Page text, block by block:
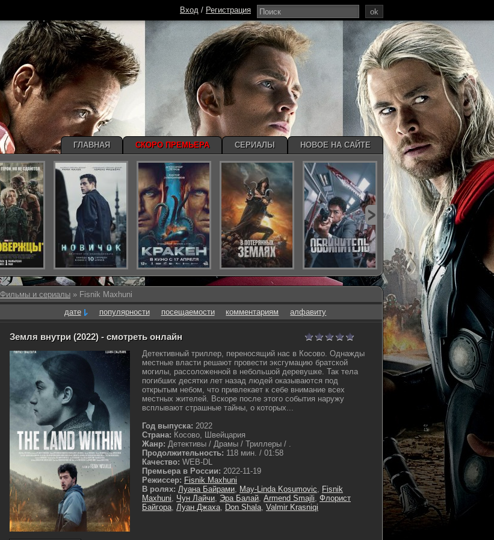
Фильмы и сериалы » Fisnik Maxhuni
дате
популярности посещаемости комментариям алфавиту
Земля внутри (2022) - смотреть онлайн
Детективный триллер, переносящий нас в Косово. Однажды
местные власти решают провести эксгумацию братской
могилы, рассоложенной в небольшой деревушке. Так тела
погибших десятки лет назад людей оказываются под
открытым небом, что привлекает к себе внимание всех
местных жителей. Вскоре после этого события наружу
всплывают страшные тайны, о которых...
Год выпуска: 2022
Страна: Косово, Швейцария
Жанр: Детективы / Драмы / Триллеры / .
Продолжительность: 118 мин. / 01:58
Качество: WEB-DL
Премьера в России: 2022-11-19
Режиссер: Fisnik Maxhuni
В ролях: Луана Байрами, May-Linda Kosumovic, Fisnik
Maxhuni, Чун Лайчи, Эра Балай, Armend Smajli, Флорист
Байгора, Луан Джаха, Don Shala, Valmir Krasniqi
ok
Вход / Регистрация
ГЛАВНАЯ СКОРО ПРЕМЬЕРА СЕРИАЛЫ НОВОЕ НА САЙТЕ